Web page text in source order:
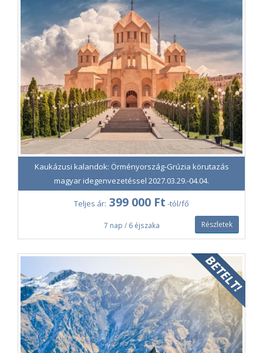
Kaukázusi kalandok: Örményország-Grúzia körutazás
magyar idegenvezetéssel 2027.03.29.-04.04.
Teljes ár: 399 000 Ft -tól/fő
7 nap / 6 éjszaka Részletek